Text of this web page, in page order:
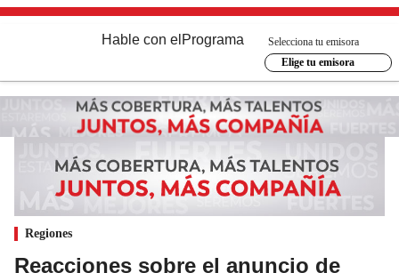
Hable con el Programa
Selecciona tu emisora
Elige tu emisora
Regiones
Reacciones sobre el anuncio de